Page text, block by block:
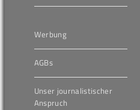
Werbung
AGBs
Unser journalistischer
Anspruch